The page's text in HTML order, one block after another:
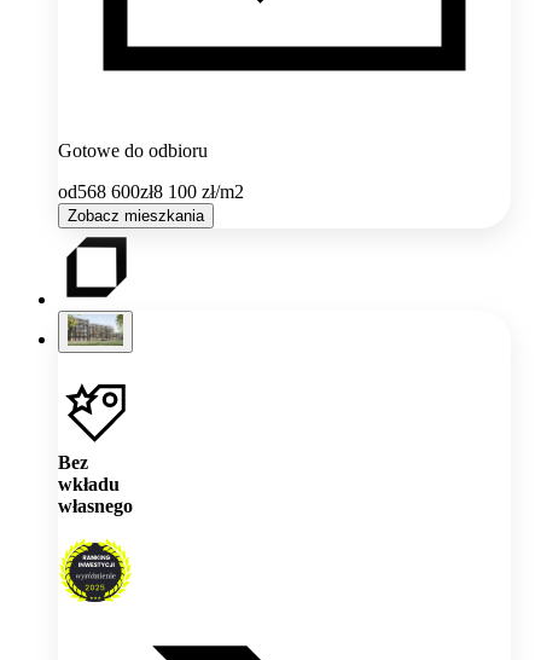
Gotowe do odbioru
od568 600zł8 100 zł/m2
Zobacz mieszkania
Bez
wkładu
własnego